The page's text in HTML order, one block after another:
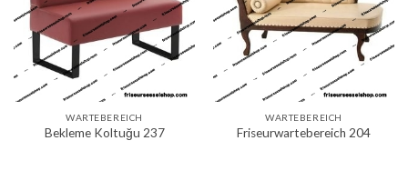
WARTEBEREICH
Bekleme Koltuğu 237
WARTEBEREICH
Friseurwartebereich 204